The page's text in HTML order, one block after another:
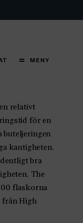
MENY
MENY
relativt
för en
buteljeringen
kantigheten.
bra
The
flaskorna
High